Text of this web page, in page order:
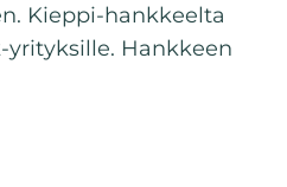
Kieppi-hankkeelta
Hankkeen